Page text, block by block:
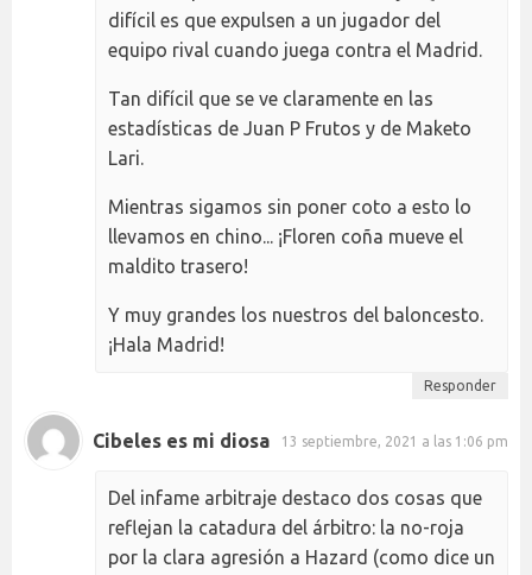
difícil es que expulsen a un jugador del
equipo rival cuando juega contra el Madrid.
Tan difícil que se ve claramente en las
estadísticas de Juan P Frutos y de Maketo
Lari.
Mientras sigamos sin poner coto a esto lo
llevamos en chino... ¡Floren coña mueve el
maldito trasero!
Y muy grandes los nuestros del baloncesto.
¡Hala Madrid!
Responder
Cibeles es mi diosa 13 septiembre, 2021 a las 1:06 pm
Del infame arbitraje destaco dos cosas que
reflejan la catadura del árbitro: la no-roja
por la clara agresión a Hazard (como dice un